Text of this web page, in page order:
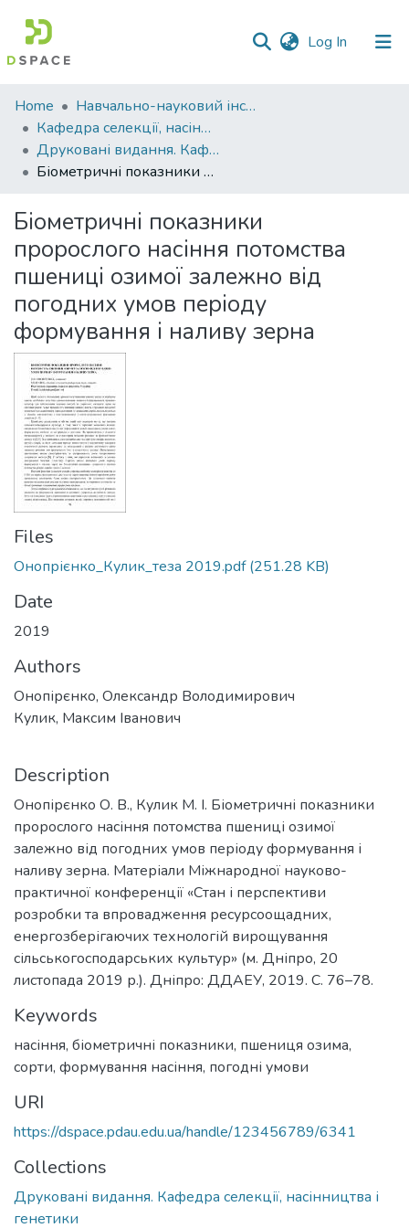
Log In (current)
Communities
&
Collections
All of DSpace
Statistics
Home
Навчально-науковий інститут агротехнологій, селекції та екології
Кафедра селекції, насінництва і генетики
Друковані видання. Кафедра селекції, насінництва і генетики
Біометричні показники пророслого насіння потомства пшениці озимої залежно від погодних умов періоду формування і наливу зерна
Біометричні показники
пророслого насіння потомства
пшениці озимої залежно від
погодних умов періоду
формування і наливу зерна
Files
Онопрієнко_Кулик_теза 2019.pdf(251.28 KB)
Date
2019
Authors
Онопірєнко, Олександр Володимирович
Кулик, Максим Іванович
Description
Онопірєнко О. В., Кулик М. І. Біометричні показники
пророслого насіння потомства пшениці озимої
залежно від погодних умов періоду формування і
наливу зерна. Матеріали Міжнародної науково-
практичної конференції «Стан і перспективи
розробки та впровадження ресурсоощадних,
енергозберігаючих технологій вирощування
сільськогосподарських культур» (м. Дніпро, 20
листопада 2019 р.). Дніпро: ДДАЕУ, 2019. С. 76–78.
Keywords
насіння, біометричні показники, пшениця озима,
сорти, формування насіння, погодні умови
URI
https://dspace.pdau.edu.ua/handle/123456789/6341
Collections
Друковані видання. Кафедра селекції, насінництва і
генетики